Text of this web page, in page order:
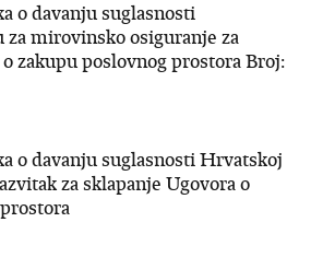
o davanju suglasnosti
mirovinsko osiguranje za
zakupu poslovnog prostora Broj:
o davanju suglasnosti Hrvatskoj
za sklapanje Ugovora o